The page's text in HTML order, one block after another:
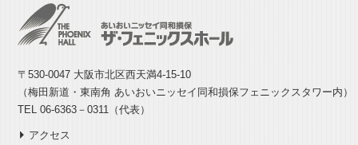
〒530-0047 大阪市北区西天満4-15-10
（梅田新道・東南角 あいおいニッセイ同和損保フェニックスタワー内）
TEL 06-6363－0311（代表）
アクセス